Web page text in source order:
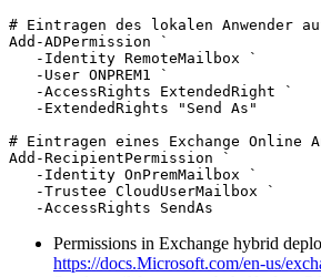
# Eintragen des lokalen Anwender
Add-ADPermission `
-Identity RemoteMailbox `
-User ONPREM1 `
-AccessRights ExtendedRight `
-ExtendedRights "Send As"
# Eintragen eines Exchange Online
Add-RecipientPermission `
-Identity OnPremMailbox `
-Trustee CloudUserMailbox `
-AccessRights SendAs
Permissions in Exchange hybrid
https://docs.Microsoft.com/en-us/